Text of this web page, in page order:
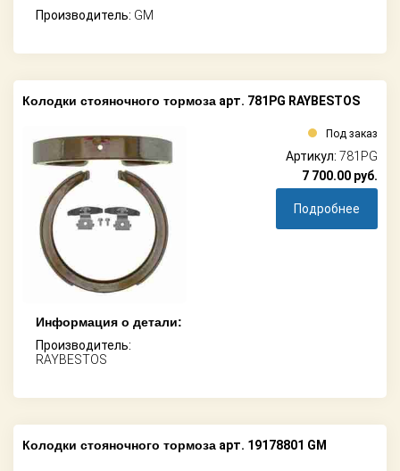
Производитель: GM
Колодки стояночного тормоза арт. 781PG RAYBESTOS
Информация о детали:
Производитель:
RAYBESTOS
Под заказ
Артикул: 781PG
7 700.00 руб.
Подробнее
Колодки стояночного тормоза арт. 19178801 GM